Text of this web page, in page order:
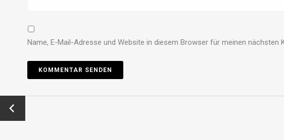
Name, E-Mail-Adresse und Website in diesem Browser für meinen nächsten
←
Zurück